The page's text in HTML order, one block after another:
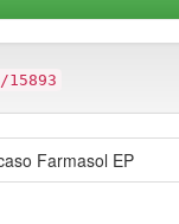
Farmasol EP